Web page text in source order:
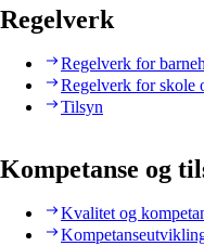
Regelverk
Regelverk for
Regelverk for skole
Tilsyn
Kompetanse og
Kvalitet og